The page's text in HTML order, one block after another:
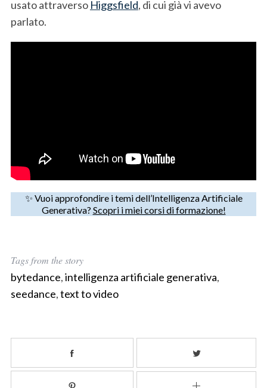
usato attraverso Higgsfield, di cui già vi avevo
parlato.
✨ Vuoi approfondire i temi dell’Intelligenza Artificiale
Generativa? Scopri i miei corsi di formazione!
Tags from the story
bytedance,intelligenza artificiale generativa,
seedance,text to video
S
r
c
: